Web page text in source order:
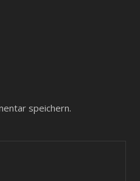
speichern.